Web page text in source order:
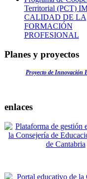
Territorial (PCT)
CALIDAD DE LA
FORMACIÓN
PROFESIONAL
Planes y proyectos
Proyecto de Innovación
enlaces